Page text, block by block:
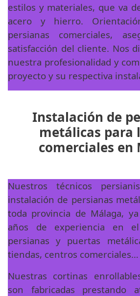
estilos y materiales, que va
acero y hierro.
persianas comerciales,
satisfacción del cliente. Nos
nuestra profesionalidad y
proyecto y su respectiva
Instalación de
metálicas para
comerciales en
Nuestros técnicos
instalación de persianas
toda provincia de Málaga,
años de experiencia en
persianas y puertas
tiendas, centros comerciales…
Nuestras cortinas
son fabricadas prestando